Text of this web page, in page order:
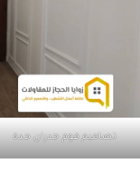
تصاميم فوم جدران جدة